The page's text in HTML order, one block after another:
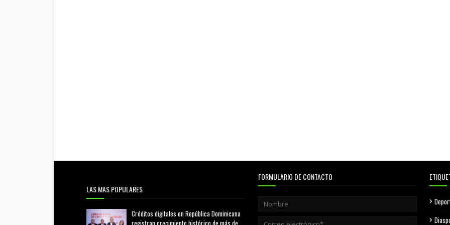
LAS MAS POPULARES
Créditos digitales en República Dominicana
registran crecimiento histórico de más de
FORMULARIO DE CONTACTO